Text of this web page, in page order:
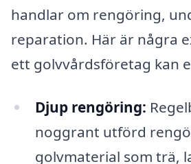
handlar om rengöring,
reparation. Här är några
ett golvvårdsföretag kan
Djup rengöring:
noggrant utförd
golvmaterial som trä,